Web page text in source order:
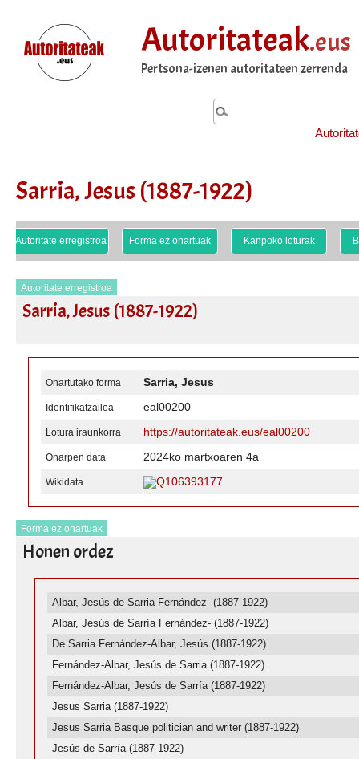
Autoritateak.eus
Pertsona-izenen autoritateen zerrenda
Sarria, Jesus (1887-1922)
Autoritate erregistroa Forma ez onartuak Kanpoko loturak
Autoritate erregistroa
Sarria, Jesus (1887-1922)
Onartutako forma Sarria, Jesus
Identifikatzailea eal00200
Lotura iraunkorra https://autoritateak.eus/eal00200
Onarpen data 2024ko martxoaren 4a
Wikidata Q106393177
Forma ez onartuak
Honen ordez
Albar, Jesús de Sarria Fernández- (1887-1922)
Albar, Jesús de Sarría Fernández- (1887-1922)
De Sarria Fernández-Albar, Jesús (1887-1922)
Fernández-Albar, Jesús de Sarria (1887-1922)
Fernández-Albar, Jesús de Sarría (1887-1922)
Jesus Sarria (1887-1922)
Jesus Sarria Basque politician and writer (1887-1922)
Jesús de Sarría (1887-1922)